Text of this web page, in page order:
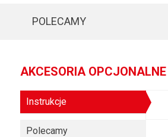
POLECAMY
AKCESORIA OPCJONALNE
Instrukcje
Polecamy